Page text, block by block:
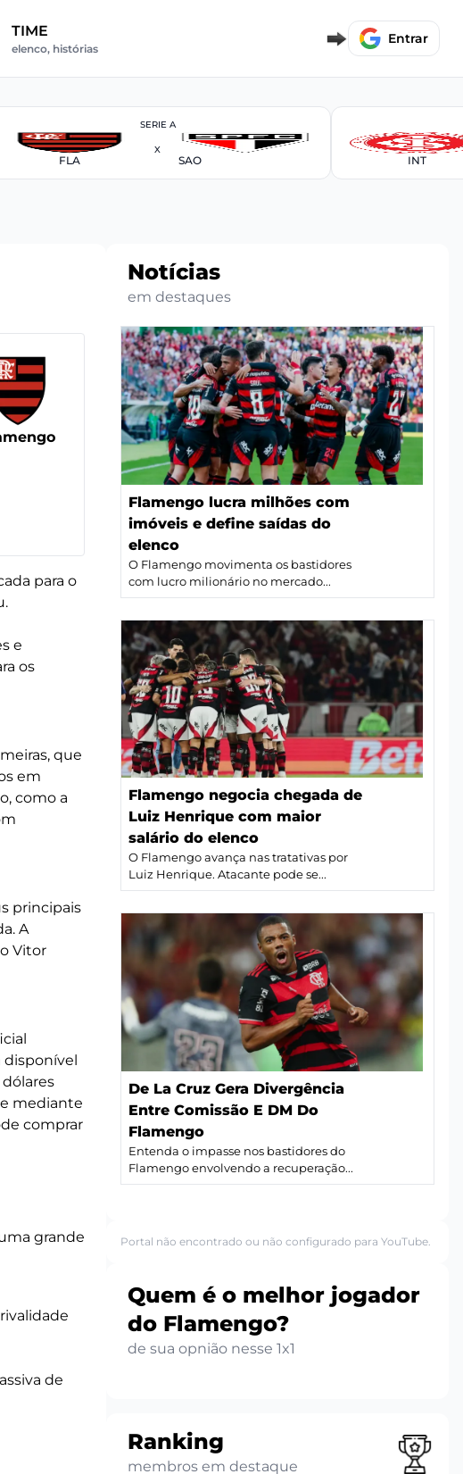
TIME
elenco, histórias
Entrar
SERIE A
FLA
X
SAO INT
para o
e
os
que
em
como a
principais
A
Vitor
disponível
mediante
comprar
grande
de
Notícias
em destaques
Flamengo lucra milhões com
imóveis e define saídas do
elenco
O Flamengo movimenta os bastidores
com lucro milionário no mercado...
Flamengo negocia chegada de
Luiz Henrique com maior
salário do elenco
O Flamengo avança nas tratativas por
Luiz Henrique. Atacante pode se...
De La Cruz Gera Divergência
Entre Comissão E DM Do
Flamengo
Entenda o impasse nos bastidores do
Flamengo envolvendo a recuperação...
Portal não encontrado ou não configurado para YouTube.
Quem é o melhor jogador
do Flamengo?
de sua opnião nesse 1x1
Ranking
membros em destaque